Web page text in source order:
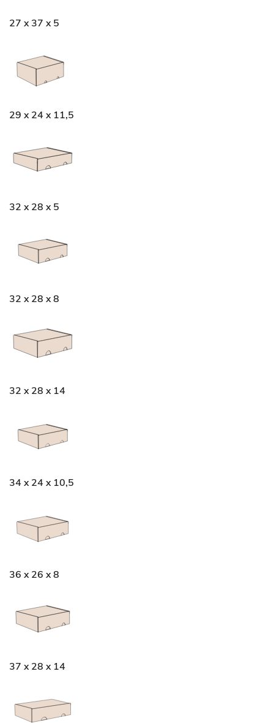
27 x 37 x 5
29 x 24 x 11,5
32 x 28 x 5
32 x 28 x 8
32 x 28 x 14
34 x 24 x 10,5
36 x 26 x 8
37 x 28 x 14